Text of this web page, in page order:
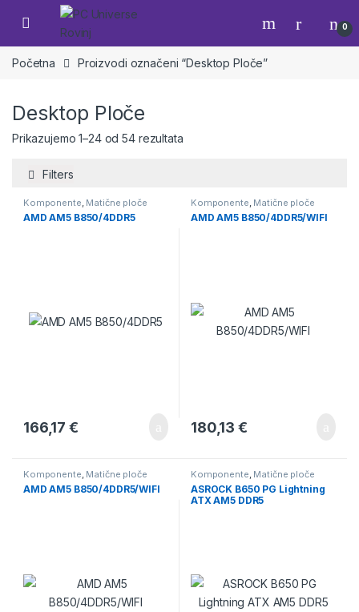
Skip to navigation
Skip to content
Open 0
Početna Proizvodi označeni “Desktop Ploče”
Desktop Ploče
Prikazujemo 1–24 od 54 rezultata
Filters
Komponente, Matične ploče
AMD AM5 B850/4DDR5
166,17€
Komponente, Matične ploče
AMD AM5 B850/4DDR5/WIFI
180,13€
Komponente, Matične ploče
AMD AM5 B850/4DDR5/WIFI
Komponente, Matične ploče
ASROCK B650 PG Lightning
ATX AM5 DDR5